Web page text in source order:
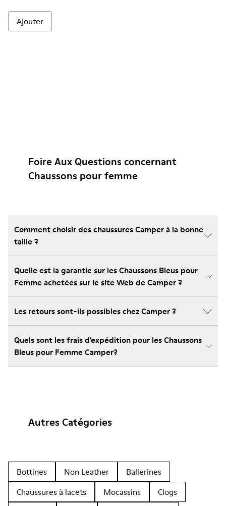
Ajouter
Foire Aux Questions concernant
Chaussons pour femme
Comment choisir des chaussures Camper à la bonne
taille ?
Quelle est la garantie sur les Chaussons Bleus pour
Femme achetées sur le site Web de Camper ?
Les retours sont-ils possibles chez Camper ?
Quels sont les frais d'expédition pour les Chaussons
Bleus pour Femme Camper?
Autres Catégories
Bottines Non Leather
Ballerines
Chaussures à lacets
Mocassins
Clogs